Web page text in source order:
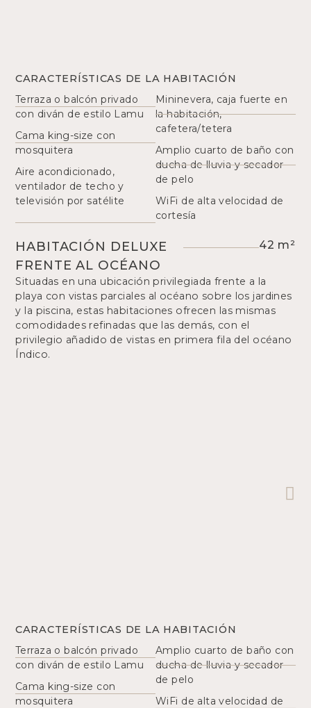
CARACTERÍSTICAS DE LA HABITACIÓN
Terraza o balcón privado
con diván de estilo Lamu
Cama king-size con
mosquitera
Aire acondicionado,
ventilador de techo y
televisión por satélite
Mininevera, caja fuerte en
la habitación,
cafetera/tetera
Amplio cuarto de baño con
ducha de lluvia y secador
de pelo
WiFi de alta velocidad de
cortesía
HABITACIÓN DELUXE
FRENTE AL OCÉANO
42 m²
Situadas en una ubicación privilegiada frente a la
playa con vistas parciales al océano sobre los jardines
y la piscina, estas habitaciones ofrecen las mismas
comodidades refinadas que las demás, con el
privilegio añadido de vistas en primera fila del océano
Índico.
CARACTERÍSTICAS DE LA HABITACIÓN
Terraza o balcón privado
con diván de estilo Lamu
Cama king-size con
mosquitera
Amplio cuarto de baño con
ducha de lluvia y secador
de pelo
WiFi de alta velocidad de